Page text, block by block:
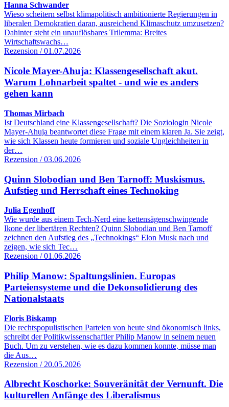
Hanna Schwander
Wieso scheitern selbst klimapolitisch ambitionierte Regierungen in
liberalen Demokratien daran, ausreichend Klimaschutz umzusetzen?
Dahinter steht ein unauflösbares Trilemma: Breites
Wirtschaftswachs…
Rezension / 01.07.2026
Nicole Mayer-Ahuja: Klassengesellschaft akut.
Warum Lohnarbeit spaltet - und wie es anders
gehen kann
Thomas Mirbach
Ist Deutschland eine Klassengesellschaft? Die Soziologin Nicole
Mayer-Ahuja beantwortet diese Frage mit einem klaren Ja. Sie zeigt,
wie sich Klassen heute formieren und soziale Ungleichheiten in
der…
Rezension / 03.06.2026
Quinn Slobodian und Ben Tarnoff: Muskismus.
Aufstieg und Herrschaft eines Technoking
Julia Egenhoff
Wie wurde aus einem Tech-Nerd eine kettensägenschwingende
Ikone der libertären Rechten? Quinn Slobodian und Ben Tarnoff
zeichnen den Aufstieg des „Technokings“ Elon Musk nach und
zeigen, wie sich Tec…
Rezension / 01.06.2026
Philip Manow: Spaltungslinien. Europas
Parteiensysteme und die Dekonsolidierung des
Nationalstaats
Floris Biskamp
Die rechtspopulistischen Parteien von heute sind ökonomisch links,
schreibt der Politikwissenschaftler Philip Manow in seinem neuen
Buch. Um zu verstehen, wie es dazu kommen konnte, müsse man
die Aus…
Rezension / 20.05.2026
Albrecht Koschorke: Souveränität der Vernunft. Die
kulturellen Anfänge des Liberalismus